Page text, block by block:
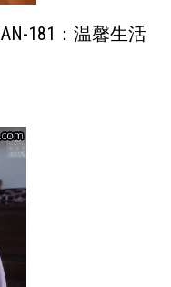
181：温馨生活